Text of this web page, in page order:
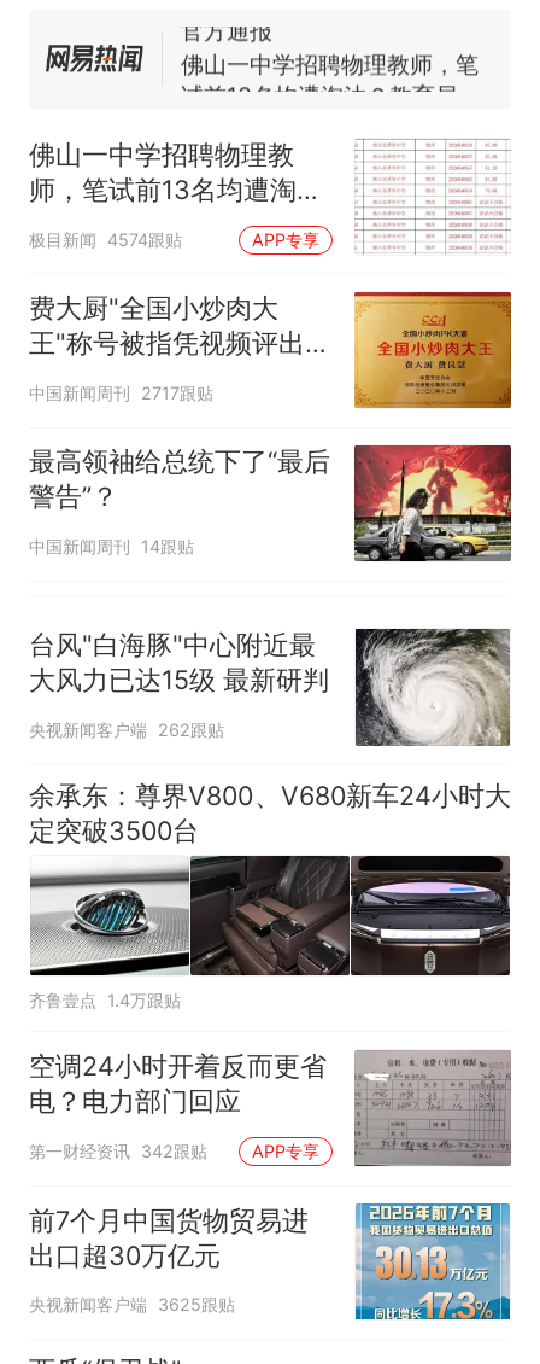
佛山一中学招聘物理教师，笔
试前13名均遭淘汰？教育局：
核查
因老师一句“跟我回家”改写了
人生
佛山一中学招聘物理教
师，笔试前13名均遭淘
汰？教育局：已叫停招
聘，成立调查组全面核查
极目新闻 4574跟贴 APP专享
费大厨"全国小炒肉大
王"称号被指凭视频评出
官方回应
中国新闻周刊 2717跟贴
最高领袖给总统下了“最后
警告”？
中国新闻周刊 14跟贴
台风"白海豚"中心附近最
大风力已达15级 最新研判
央视新闻客户端 262跟贴
余承东：尊界V800、V680新车24小时大
定突破3500台
齐鲁壹点 1.4万跟贴
空调24小时开着反而更省
电？电力部门回应
第一财经资讯 342跟贴 APP专享
前7个月中国货物贸易进
出口超30万亿元
央视新闻客户端 3625跟贴